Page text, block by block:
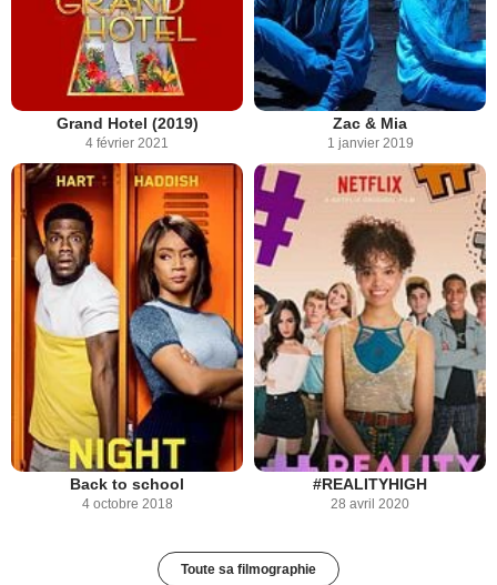
Grand Hotel (2019)
4 février 2021
Zac & Mia
1 janvier 2019
Back to school
4 octobre 2018
#REALITYHIGH
28 avril 2020
Toute sa filmographie